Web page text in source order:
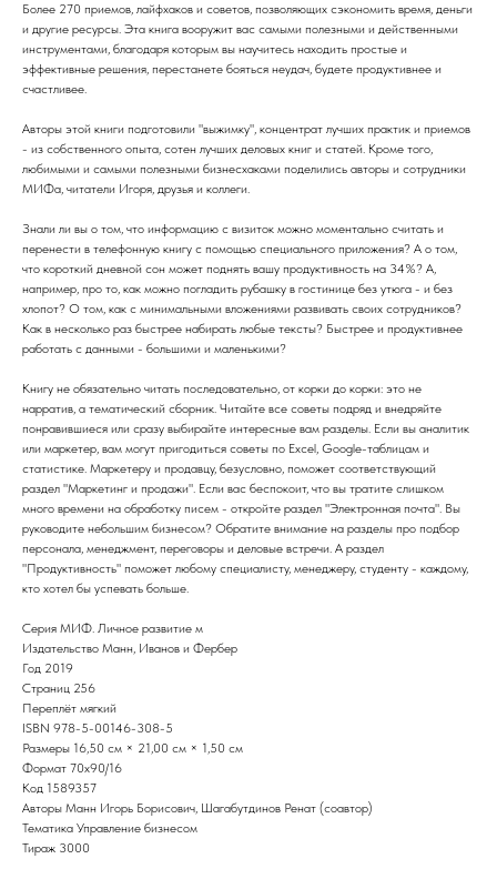
Более 270 приемов, лайфхаков и советов, позволяющих сэкономить время, деньги
и другие ресурсы. Эта книга вооружит вас самыми полезными и действенными
инструментами, благодаря которым вы научитесь находить простые и
эффективные решения, перестанете бояться неудач, будете продуктивнее и
счастливее.
Авторы этой книги подготовили "выжимку", концентрат лучших практик и приемов
- из собственного опыта, сотен лучших деловых книг и статей. Кроме того,
любимыми и самыми полезными бизнесхаками поделились авторы и сотрудники
МИФа, читатели Игоря, друзья и коллеги.
Знали ли вы о том, что информацию с визиток можно моментально считать и
перенести в телефонную книгу с помощью специального приложения? А о том,
что короткий дневной сон может поднять вашу продуктивность на 34%? А,
например, про то, как можно погладить рубашку в гостинице без утюга - и без
хлопот? О том, как с минимальными вложениями развивать своих сотрудников?
Как в несколько раз быстрее набирать любые тексты? Быстрее и продуктивнее
работать с данными - большими и маленькими?
Книгу не обязательно читать последовательно, от корки до корки: это не
нарратив, а тематический сборник. Читайте все советы подряд и внедряйте
понравившиеся или сразу выбирайте интересные вам разделы. Если вы аналитик
или маркетер, вам могут пригодиться советы по Excel, Google-таблицам и
статистике. Маркетеру и продавцу, безусловно, поможет соответствующий
раздел "Маркетинг и продажи". Если вас беспокоит, что вы тратите слишком
много времени на обработку писем - откройте раздел "Электронная почта". Вы
руководите небольшим бизнесом? Обратите внимание на разделы про подбор
персонала, менеджмент, переговоры и деловые встречи. А раздел
"Продуктивность" поможет любому специалисту, менеджеру, студенту - каждому,
кто хотел бы успевать больше.
Серия МИФ. Личное развитие м
Издательство Манн, Иванов и Фербер
Год 2019
Страниц 256
Переплёт мягкий
ISBN 978-5-00146-308-5
Размеры 16,50 см × 21,00 см × 1,50 см
Формат 70х90/16
Код 1589357
Авторы Манн Игорь Борисович, Шагабутдинов Ренат (соавтор)
Тематика Управление бизнесом
Тираж 3000